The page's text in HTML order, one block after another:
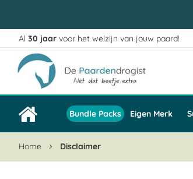
Ga
naar
de
inhoud
Al 30 jaar voor het welzijn van jouw paard!
Bundle Packs Eigen Merk
Home Disclaimer